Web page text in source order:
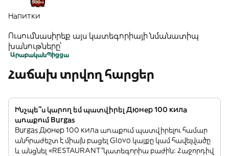
Напитки
Ուսումնասիրեք այս կատեգորիայի նմանատիպ
խանութները՝
ԱրաբականՊիցցա
Հաճախ տրվող հարցեր
Ինչպե՞ս կարող եմ պատվիրել Дюнер 100 кила
առաքում Burgas
Burgas Дюнер 100 кила առաքում պատվիրելու համար
անհրաժեշտ է միայն բացել Glovo կայքը կամ հավելվածը
և անցնել «RESTAURANT”կատեգորիա բաժին: Հաջորդիվ